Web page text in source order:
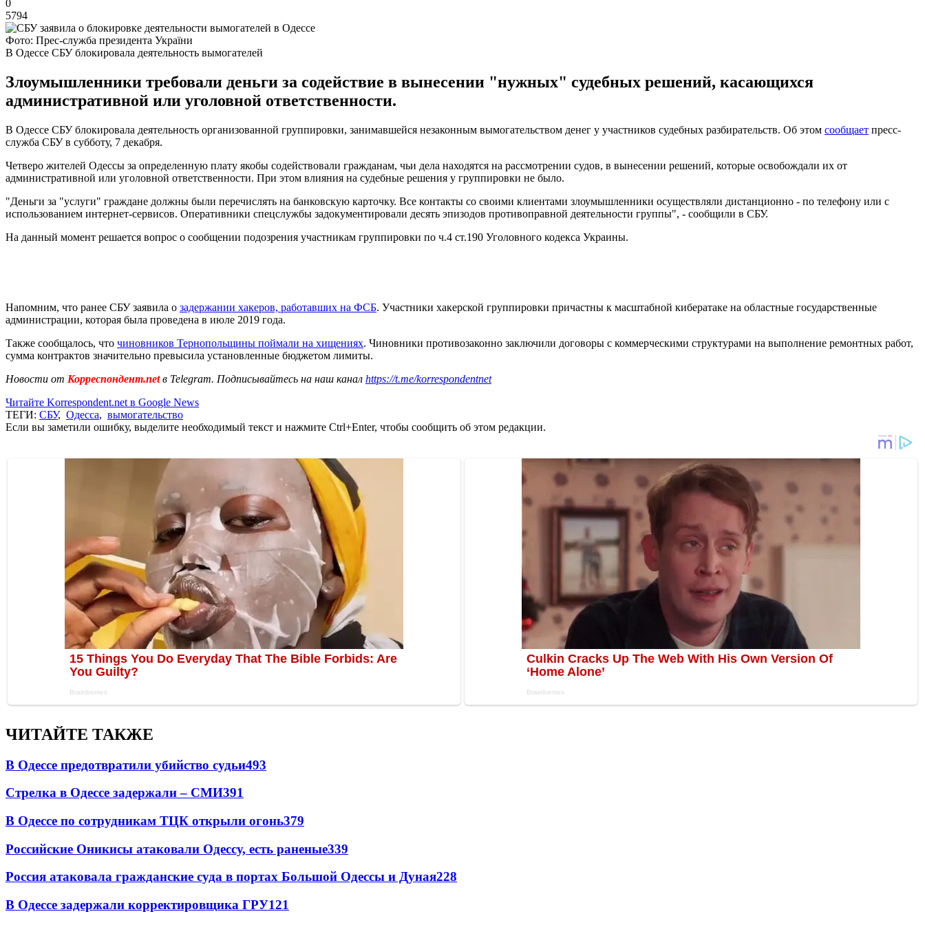
0
5794
Фото: Прес-служба президента України
В Одессе СБУ блокировала деятельность вымогателей
Злоумышленники требовали деньги за содействие в вынесении "нужных" судебных решений, касающихся
административной или уголовной ответственности.
В Одессе СБУ блокировала деятельность организованной группировки, занимавшейся незаконным вымогательством денег у участников судебных разбирательств. Об этом сообщает пресс-
служба СБУ в субботу, 7 декабря.
Четверо жителей Одессы за определенную плату якобы содействовали гражданам, чьи дела находятся на рассмотрении судов, в вынесении решений, которые освобождали их от
административной или уголовной ответственности. При этом влияния на судебные решения у группировки не было.
"Деньги за "услуги" граждане должны были перечислять на банковскую карточку. Все контакты со своими клиентами злоумышленники осуществляли дистанционно - по телефону или с
использованием интернет-сервисов. Оперативники спецслужбы задокументировали десять эпизодов противоправной деятельности группы", - сообщили в СБУ.
На данный момент решается вопрос о сообщении подозрения участникам группировки по ч.4 ст.190 Уголовного кодекса Украины.
Напомним, что ранее СБУ заявила о задержании хакеров, работавших на ФСБ. Участники хакерской группировки причастны к масштабной кибератаке на областные государственные
администрации, которая была проведена в июле 2019 года.
Также сообщалось, что чиновников Тернопольщины поймали на хищениях. Чиновники противозаконно заключили договоры с коммерческими структурами на выполнение ремонтных работ,
сумма контрактов значительно превысила установленные бюджетом лимиты.
Новости от Корреспондент.netв Telegram. Подписывайтесь на наш канал https://t.me/korrespondentnet
Читайте Korrespondent.net в Google News
ТЕГИ: СБУ, Одесса, вымогательство
Если вы заметили ошибку, выделите необходимый текст и нажмите Ctrl+Enter, чтобы сообщить об этом редакции.
ЧИТАЙТЕ ТАКЖЕ
В Одессе предотвратили убийство судьи493
Стрелка в Одессе задержали – СМИ391
В Одессе по сотрудникам ТЦК открыли огонь379
Российские Оникисы атаковали Одессу, есть раненые339
Россия атаковала гражданские суда в портах Большой Одессы и Дуная228
В Одессе задержали корректировщика ГРУ121